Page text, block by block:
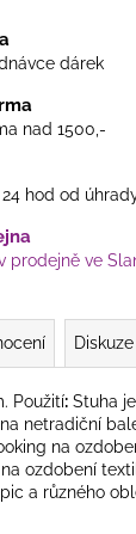
dárek
nad 1500,-
hod od
prodejně ve
Diskuze
Použití: Stuha
netradiční
na
ozdobení
a různého